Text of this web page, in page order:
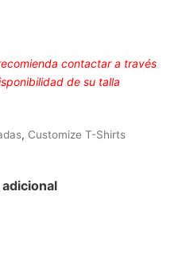
contactar a través
de su talla
, Customize T-Shirts